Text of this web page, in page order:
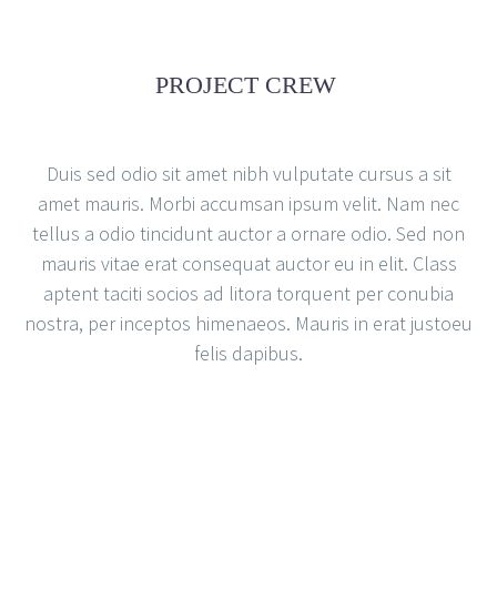
PROJECT CREW
Duis sed odio sit amet nibh vulputate cursus a sit
amet mauris. Morbi accumsan ipsum velit. Nam nec
tellus a odio tincidunt auctor a ornare odio. Sed non
mauris vitae erat consequat auctor eu in elit. Class
aptent taciti socios ad litora torquent per conubia
nostra, per inceptos himenaeos. Mauris in erat justoeu
felis dapibus.